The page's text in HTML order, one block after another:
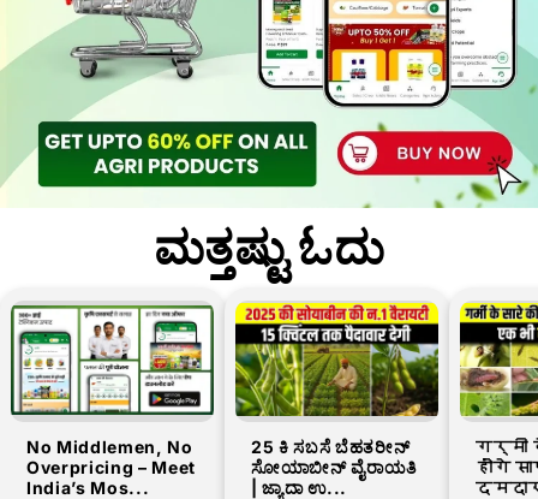
ಮತ್ತಷ್ಟು ಓದು
No Middlemen, No
Overpricing – Meet
India’s Mos...
25 ಕಿ ಸಬಸೆ ಬೆಹತರೀನ್
ಸೋಯಾಬೀನ್ ವೈರಾಯತಿ
| ಜ್ಯಾದಾ ಉ...
गर्मी
होंगे